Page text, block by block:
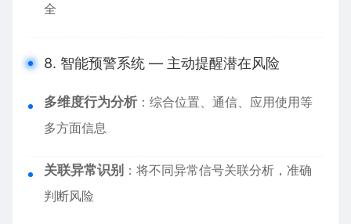
全
8. 智能预警系统 — 主动提醒潜在风险
多维度行为分析 ：综合位置、通信、应用使用等
多方面信息
关联异常识别 ：将不同异常信号关联分析，准确
判断风险